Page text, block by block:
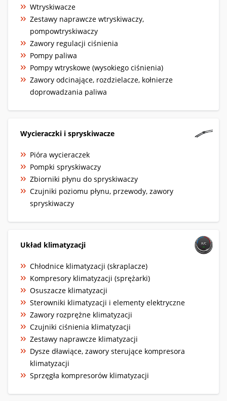
Wtryskiwacze
Zestawy naprawcze wtryskiwaczy,
pompowtryskiwaczy
Zawory regulacji ciśnienia
Pompy paliwa
Pompy wtryskowe (wysokiego ciśnienia)
Zawory odcinające, rozdzielacze, kołnierze
doprowadzania paliwa
Wycieraczki i spryskiwacze
Pióra wycieraczek
Pompki spryskiwaczy
Zbiorniki płynu do spryskiwaczy
Czujniki poziomu płynu, przewody, zawory
spryskiwaczy
Układ klimatyzacji
Chłodnice klimatyzacji (skraplacze)
Kompresory klimatyzacji (sprężarki)
Osuszacze klimatyzacji
Sterowniki klimatyzacji i elementy elektryczne
Zawory rozprężne klimatyzacji
Czujniki ciśnienia klimatyzacji
Zestawy naprawcze klimatyzacji
Dysze dławiące, zawory sterujące kompresora
klimatyzacji
Sprzęgła kompresorów klimatyzacji